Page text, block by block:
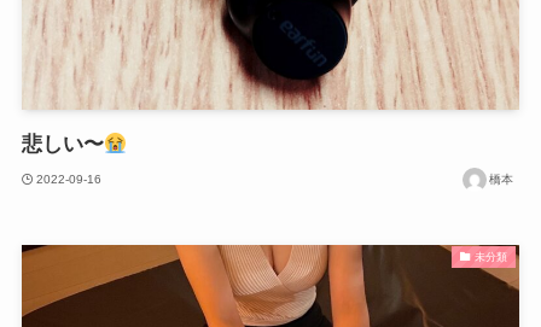
悲しい〜
2022-09-16 橋本
未分類